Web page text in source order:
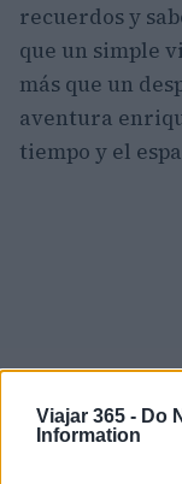
Viajar 365 - Do
Information
recuerdos y
que un simple
más que un
aventura
tiempo y el